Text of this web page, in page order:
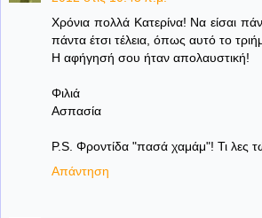
Χρόνια πολλά Κατερίνα! Να είσαι
πάντα έτσι τέλεια, όπως αυτό το
Η αφήγησή σου ήταν απολαυστική!
Φιλιά
Ασπασία
P.S. Φροντίδα "πασά χαμάμ"! Τι λες
Απάντηση